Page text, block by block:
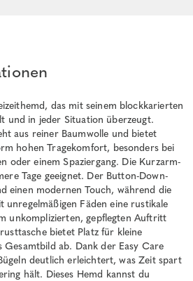
das mit seinem blockkarierten
und in jeder Situation überzeugt.
aus reiner Baumwolle und bietet
hohen Tragekomfort, besonders bei
oder einem Spaziergang. Die Kurzarm-
Tage geeignet. Der Button-Down-
einen modernen Touch, während die
unregelmäßigen Fäden eine rustikale
unkomplizierten, gepflegten Auftritt
bietet Platz für kleine
ab. Dank der Easy Care
deutlich erleichtert, was Zeit spart
hält. Dieses Hemd kannst du